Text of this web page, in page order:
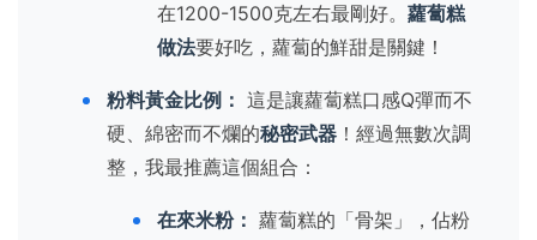
在1200-1500克左右最剛好。 蘿蔔糕
做法要好吃，蘿蔔的鮮甜是關鍵！
粉料黃金比例： 這是讓蘿蔔糕口感Q彈而不
硬、綿密而不爛的秘密武器 ！經過無數次調
整，我最推薦這個組合：
在來米粉： 蘿蔔糕的「骨架」，佔粉